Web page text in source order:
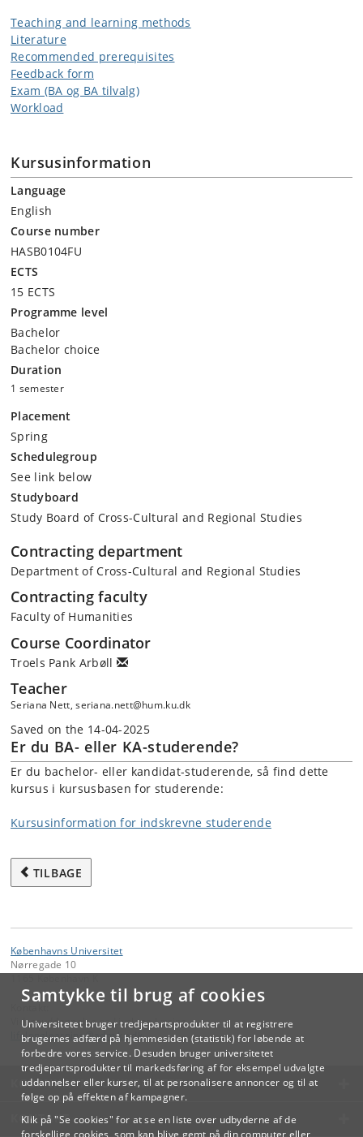
Samtykke til brug af cookies
Universitetet bruger tredjepartsprodukter til at registrere
brugernes adfærd på hjemmesiden (statistik) for løbende at
forbedre vores service. Desuden bruger universitetet
tredjepartsprodukter til markedsføring af for eksempel udvalgte
uddannelser eller kurser, til at personalisere annoncer og til at
følge op på effekten af kampagner.
Klik på "Se cookies" for at se en liste over udbyderne af de
forskellige cookies, som kan blive gemt på din computer eller
Teaching and learning methods
Literature
Recommended prerequisites
Feedback form
Exam (BA og BA tilvalg)
Workload
Kursusinformation
Language
English
Course number
HASB0104FU
ECTS
15 ECTS
Programme level
Bachelor
Bachelor choice
Duration
1 semester
Placement
Spring
Schedulegroup
See link below
Studyboard
Study Board of Cross-Cultural and Regional Studies
Contracting department
Department of Cross-Cultural and Regional Studies
Contracting faculty
Faculty of Humanities
Course Coordinator
Troels Pank Arbøll
Teacher
Seriana Nett, seriana.nett@hum.ku.dk
Saved on the 14-04-2025
Er du BA- eller KA-studerende?
Er du bachelor- eller kandidat-studerende, så find dette
kursus i kursusbasen for studerende:
Kursusinformation for indskrevne studerende
TILBAGE
Københavns Universitet
Nørregade 10
Videreuddannelse og Livslang Læring
lifelonglearning@adm.ku.dk
KØBENHAVNS UNIVERSITET
KONTAKT